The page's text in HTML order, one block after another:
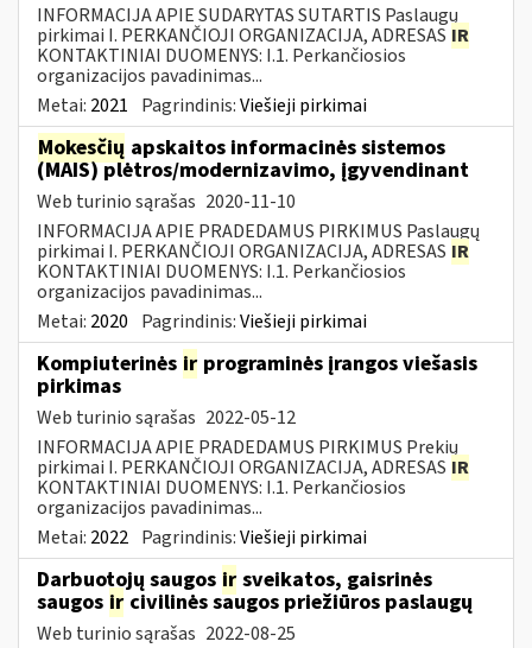
INFORMACIJA APIE SUDARYTAS SUTARTIS Paslaugų
pirkimai I. PERKANČIOJI ORGANIZACIJA, ADRESAS IR
KONTAKTINIAI DUOMENYS: I.1. Perkančiosios
organizacijos pavadinimas...
Metai: 2021 Pagrindinis:Viešieji pirkimai
Mokesčių apskaitos informacinės sistemos
(MAIS) plėtros/modernizavimo, įgyvendinant
Web turinio sąrašas 2020-11-10
INFORMACIJA APIE PRADEDAMUS PIRKIMUS Paslaugų
pirkimai I. PERKANČIOJI ORGANIZACIJA, ADRESAS IR
KONTAKTINIAI DUOMENYS: I.1. Perkančiosios
organizacijos pavadinimas...
Metai: 2020 Pagrindinis:Viešieji pirkimai
Kompiuterinės ir programinės įrangos viešasis
pirkimas
Web turinio sąrašas 2022-05-12
INFORMACIJA APIE PRADEDAMUS PIRKIMUS Prekių
pirkimai I. PERKANČIOJI ORGANIZACIJA, ADRESAS IR
KONTAKTINIAI DUOMENYS: I.1. Perkančiosios
organizacijos pavadinimas...
Metai: 2022 Pagrindinis:Viešieji pirkimai
Darbuotojų saugos ir sveikatos, gaisrinės
saugos ir civilinės saugos priežiūros paslaugų
Web turinio sąrašas 2022-08-25